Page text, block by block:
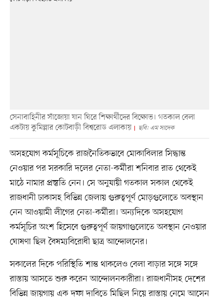
সেনাবাহিনীর সাঁজোয়া যান ঘিরে শিক্ষার্থীদের বিক্ষোভ। গতকাল বেলা
একটায় কুমিল্লার কোটবাড়ী বিশ্বরোড এলাকায়
ছবি: এম সাদেক
অসহযোগ কর্মসূচিকে রাজনৈতিকভাবে মোকাবিলার সিদ্ধান্ত
নেওয়ার পর সরকারি দলের নেতা-কর্মীরা শনিবার রাত থেকেই
মাঠে নামার প্রস্তুতি নেন। সে অনুযায়ী গতকাল সকাল থেকেই
রাজধানী ঢাকাসহ বিভিন্ন জেলায় গুরুত্বপূর্ণ মোড়গুলোতে অবস্থান
নেন আওয়ামী লীগের নেতা-কর্মীরা। অন্যদিকে অসহযোগ
কর্মসূচির অংশ হিসেবে গুরুত্বপূর্ণ জায়গাগুলোতে অবস্থান নেওয়ার
ঘোষণা ছিল বৈষম্যবিরোধী ছাত্র আন্দোলনের।
সকালের দিকে পরিস্থিতি শান্ত থাকলেও বেলা বাড়ার সঙ্গে সঙ্গে
রাস্তায় আসতে শুরু করেন আন্দোলনকারীরা। রাজধানীসহ দেশের
বিভিন্ন জায়গায় এক দফা দাবিতে মিছিল নিয়ে রাস্তায় নেমে আসেন